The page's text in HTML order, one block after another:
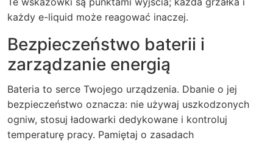
każdy e-liquid może reagować inaczej.
Bezpieczeństwo baterii i
zarządzanie energią
Bateria to serce Twojego urządzenia. Dbanie o jej
bezpieczeństwo oznacza: nie używaj uszkodzonych
ogniw, stosuj ładowarki dedykowane i kontroluj
temperaturę pracy. Pamiętaj o zasadach